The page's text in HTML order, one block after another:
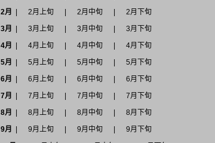
2月
2月上旬 2月中旬
2月下旬
3月
3月上旬 3月中旬
3月下旬
4月
4月上旬 4月中旬
4月下旬
5月
5月上旬 5月中旬
5月下旬
6月
6月上旬 6月中旬
6月下旬
7月
7月上旬 7月中旬
7月下旬
8月
8月上旬 8月中旬
8月下旬
9月
9月上旬 9月中旬
9月下旬